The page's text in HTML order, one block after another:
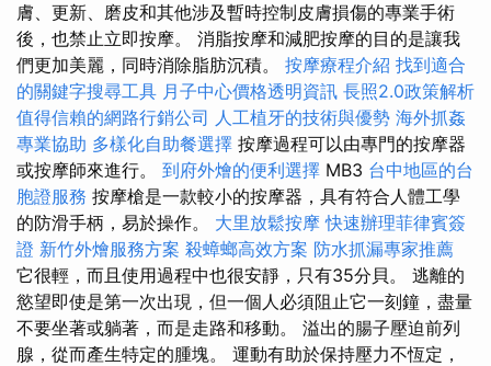
膚、更新、磨皮和其他涉及暫時控制皮膚損傷的專業​​手術
後，也禁止立即按摩。 消脂按摩和減肥按摩的目的是讓我
們更加美麗，同時消除脂肪沉積。 按摩療程介紹 找到適合
的關鍵字搜尋工具 月子中心價格透明資訊 長照2.0政策解析
值得信賴的網路行銷公司 人工植牙的技術與優勢 海外抓姦
專業協助 多樣化自助餐選擇 按摩過程可以由專門的按摩器
或按摩師來進行。 到府外燴的便利選擇 MB3 台中地區的台
胞證服務 按摩槍是一款較小的按摩器，具有符合人體工學
的防滑手柄，易於操作。 大里放鬆按摩快速辦理菲律賓簽
證 新竹外燴服務方案 殺蟑螂高效方案 防水抓漏專家推薦
它很輕，而且使用過程中也很安靜，只有35分貝。 逃離的
慾望即使是第一次出現，但一個人必須阻止它一刻鐘，盡量
不要坐著或躺著，而是走路和移動。 溢出的腸子壓迫前列
腺，從而產生特定的腫塊。 運動有助於保持壓力不恆定，